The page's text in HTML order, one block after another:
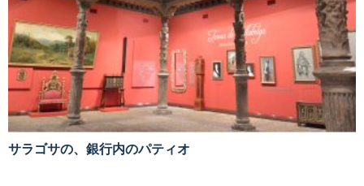
サラゴサの、銀行内のパティオ